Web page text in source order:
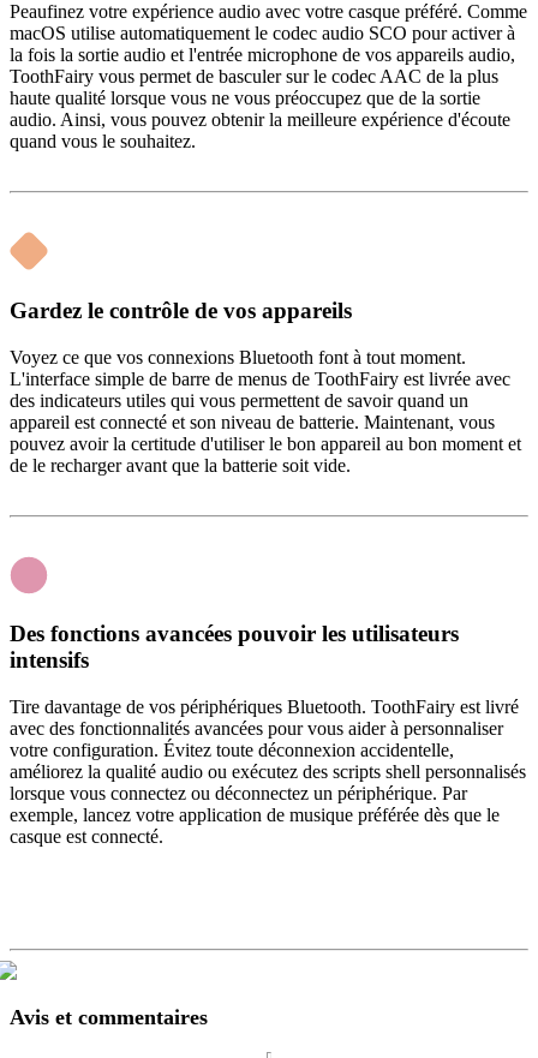
Peaufinez votre expérience audio avec votre casque préféré. Comme
macOS utilise automatiquement le codec audio SCO pour activer à
la fois la sortie audio et l'entrée microphone de vos appareils audio,
ToothFairy vous permet de basculer sur le codec AAC de la plus
haute qualité lorsque vous ne vous préoccupez que de la sortie
audio. Ainsi, vous pouvez obtenir la meilleure expérience d'écoute
quand vous le souhaitez.
Gardez le contrôle de vos appareils
Voyez ce que vos connexions Bluetooth font à tout moment.
L'interface simple de barre de menus de ToothFairy est livrée avec
des indicateurs utiles qui vous permettent de savoir quand un
appareil est connecté et son niveau de batterie. Maintenant, vous
pouvez avoir la certitude d'utiliser le bon appareil au bon moment et
de le recharger avant que la batterie soit vide.
Des fonctions avancées pouvoir les utilisateurs
intensifs
Tire davantage de vos périphériques Bluetooth. ToothFairy est livré
avec des fonctionnalités avancées pour vous aider à personnaliser
votre configuration. Évitez toute déconnexion accidentelle,
améliorez la qualité audio ou exécutez des scripts shell personnalisés
lorsque vous connectez ou déconnectez un périphérique. Par
exemple, lancez votre application de musique préférée dès que le
casque est connecté.
Avis et commentaires